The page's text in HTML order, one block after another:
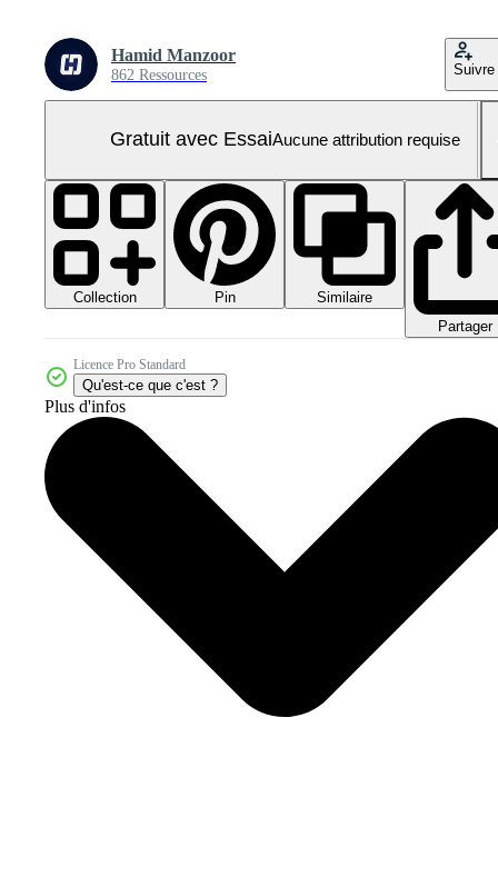
Hamid Manzoor
862 Ressources Suivre
Gratuit avec EssaiAucune attribution requise
Collection Pin
Similaire
Partager
Licence Pro Standard
Qu'est-ce que c'est ?
Plus d'infos